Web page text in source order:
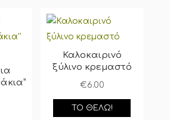
Καλοκαιρινό
ξύλινο κρεμαστό
€6.00
ΤΟ ΘΈΛΩ!